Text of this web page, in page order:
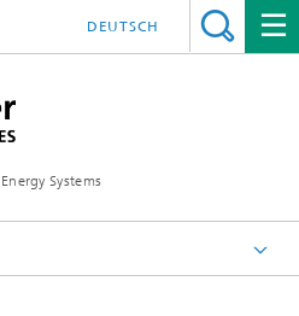
Systems
DEUTSCH